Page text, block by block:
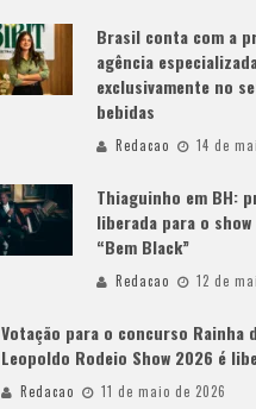
Brasil conta com a
agência
exclusivamente no
bebidas
Redacao 14 de
Thiaguinho em BH:
liberada para o
“Bem Black”
Redacao 12 de
Votação para o concurso Rainha
Leopoldo Rodeio Show 2026 é
Redacao 11 de maio de 2026